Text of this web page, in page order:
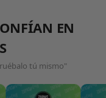
EN
tú mismo"